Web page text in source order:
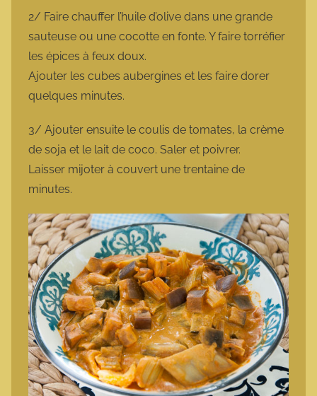
2/ Faire chauffer l’huile d’olive dans une grande
sauteuse ou une cocotte en fonte. Y faire torréfier
les épices à feux doux.
Ajouter les cubes aubergines et les faire dorer
quelques minutes.
3/ Ajouter ensuite le coulis de tomates, la crème
de soja et le lait de coco. Saler et poivrer.
Laisser mijoter à couvert une trentaine de
minutes.